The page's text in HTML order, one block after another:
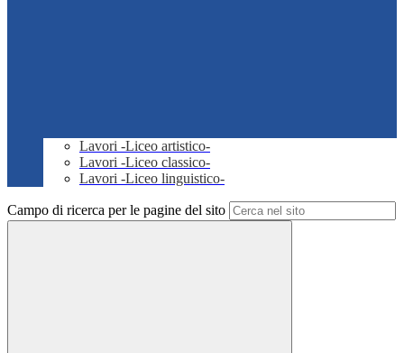
Lavori -Liceo artistico-
Lavori -Liceo classico-
Lavori -Liceo linguistico-
Campo di ricerca per le pagine del sito